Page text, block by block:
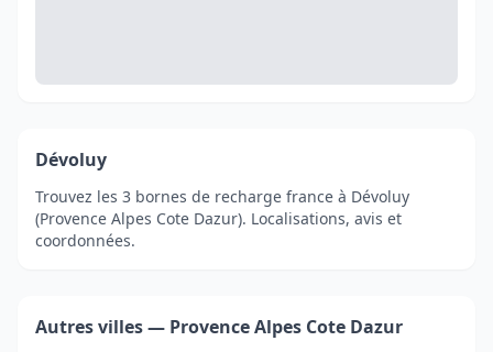
Dévoluy
Trouvez les 3 bornes de recharge france à Dévoluy
(Provence Alpes Cote Dazur). Localisations, avis et
coordonnées.
Autres villes — Provence Alpes Cote Dazur